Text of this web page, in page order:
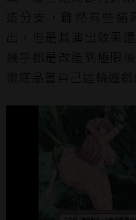
造分支，雖然有些結
出，但是其演出效果
幾乎都是改造到極限
徹底品嘗自己這輪遊戲